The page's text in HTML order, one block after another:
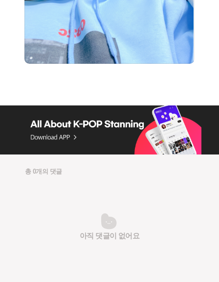
총 0개의 댓글
아직 댓글이 없어요